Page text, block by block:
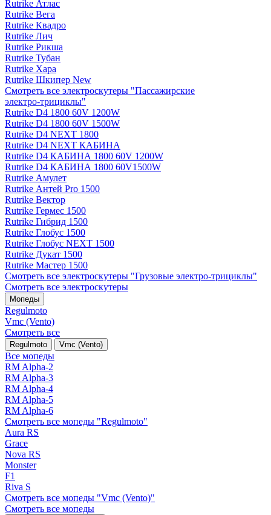
Rutrike Атлас
Rutrike Вега
Rutrike Квадро
Rutrike Лич
Rutrike Рикша
Rutrike Тубан
Rutrike Хара
Rutrike Шкипер New
Смотреть все электро­скутеры "Пассажирские
электро‑трициклы"
Rutrike D4 1800 60V 1200W
Rutrike D4 1800 60V 1500W
Rutrike D4 NEXT 1800
Rutrike D4 NEXT КАБИНА
Rutrike D4 КАБИНА 1800 60V 1200W
Rutrike D4 КАБИНА 1800 60V1500W
Rutrike Амулет
Rutrike Антей Pro 1500
Rutrike Вектор
Rutrike Гермес 1500
Rutrike Гибрид 1500
Rutrike Глобус 1500
Rutrike Глобус NEXT 1500
Rutrike Дукат 1500
Rutrike Мастер 1500
Смотреть все электро­скутеры "Грузовые электро‑трициклы"
Смотреть все электро­скутеры
Мопеды
Regulmoto
Vmc (Vento)
Смотреть все
Regulmoto Vmc (Vento)
Все мопеды
RM Alpha-2
RM Alpha-3
RM Alpha-4
RM Alpha-5
RM Alpha-6
Смотреть все мопеды "Regulmoto"
Aura RS
Grace
Nova RS
Monster
F1
Riva S
Смотреть все мопеды "Vmc (Vento)"
Смотреть все мопеды